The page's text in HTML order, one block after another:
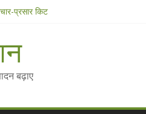
प्रसार किट
@ 2025 for Sahaj Krishi
Ki Or Abhiyaan - 2025-26
on Vibrated Water
बढ़ाए